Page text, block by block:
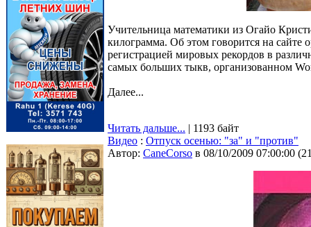
Учительница математики из Огайо
килограмма. Об этом говорится на сайте
регистрацией мировых рекордов в
самых больших тыкв, организованном
Далее...
Читать дальше... | 1193 байт
Видео : Отпуск осенью: "за" и "против"
Автор: CaneCorso в 08/10/2009 07:00:00 (